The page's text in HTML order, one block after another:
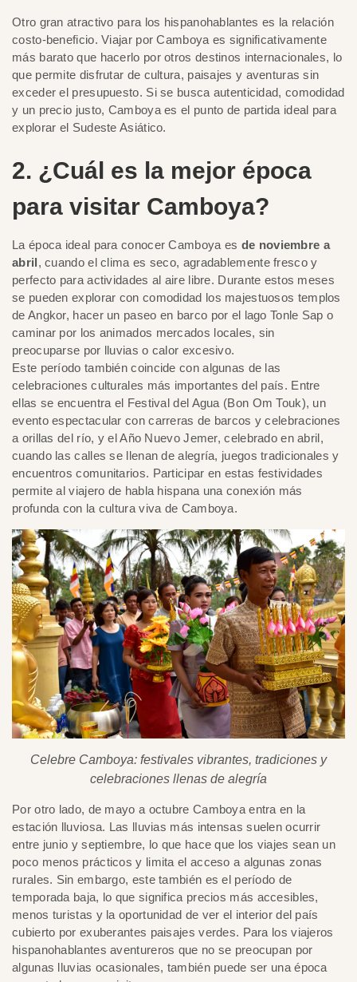
Otro gran atractivo para los hispanohablantes es la relación
costo-beneficio. Viajar por Camboya es significativamente
más barato que hacerlo por otros destinos internacionales, lo
que permite disfrutar de cultura, paisajes y aventuras sin
exceder el presupuesto. Si se busca autenticidad, comodidad
y un precio justo, Camboya es el punto de partida ideal para
explorar el Sudeste Asiático.
2. ¿Cuál es la mejor época
para visitar Camboya?
La época ideal para conocer Camboya es de noviembre a
abril, cuando el clima es seco, agradablemente fresco y
perfecto para actividades al aire libre. Durante estos meses
se pueden explorar con comodidad los majestuosos templos
de Angkor, hacer un paseo en barco por el lago Tonle Sap o
caminar por los animados mercados locales, sin
preocuparse por lluvias o calor excesivo.
Este período también coincide con algunas de las
celebraciones culturales más importantes del país. Entre
ellas se encuentra el Festival del Agua (Bon Om Touk), un
evento espectacular con carreras de barcos y celebraciones
a orillas del río, y el Año Nuevo Jemer, celebrado en abril,
cuando las calles se llenan de alegría, juegos tradicionales y
encuentros comunitarios. Participar en estas festividades
permite al viajero de habla hispana una conexión más
profunda con la cultura viva de Camboya.
Celebre Camboya: festivales vibrantes, tradiciones y
celebraciones llenas de alegría
Por otro lado, de mayo a octubre Camboya entra en la
estación lluviosa. Las lluvias más intensas suelen ocurrir
entre junio y septiembre, lo que hace que los viajes sean un
poco menos prácticos y limita el acceso a algunas zonas
rurales. Sin embargo, este también es el período de
temporada baja, lo que significa precios más accesibles,
menos turistas y la oportunidad de ver el interior del país
cubierto por exuberantes paisajes verdes. Para los viajeros
hispanohablantes aventureros que no se preocupan por
algunas lluvias ocasionales, también puede ser una época